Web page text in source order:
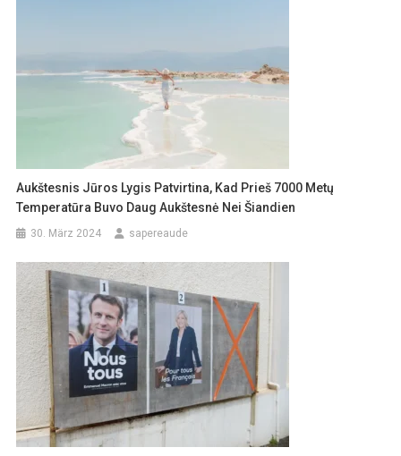
Aukštesnis Jūros Lygis Patvirtina, Kad Prieš 7000 Metų
Temperatūra Buvo Daug Aukštesnė Nei Šiandien
30. März 2024 sapereaude